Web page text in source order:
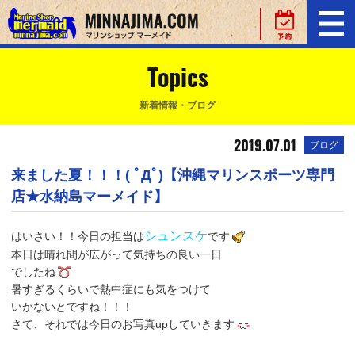
Topics
新着情報・ブログ
2019.07.01 ブログ
来ました夏！！！( ﾟДﾟ)【沖縄マリンスポーツ専門
店★水納島マーメイド】
はいさい！！今日の担当はシュンスケです
本日は晴れ間が広がって気持ちの良い一日
でしたね
暑すぎるくらいで熱中症にも気をつけて
いかないとですね！！！
さて、それでは今日のお写真upしていきます